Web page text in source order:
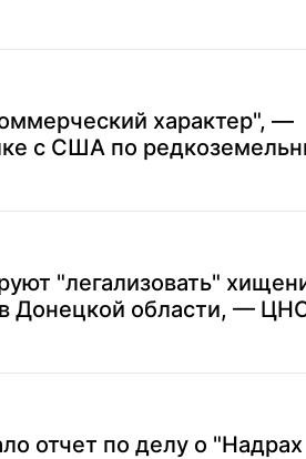
характер", —
с США по
"легализовать"
Донецкой области, —
отчет по делу о "Надрах